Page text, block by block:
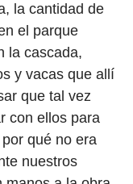
la cantidad de
el parque
la cascada,
y vacas que allí
que tal vez
con ellos para
qué no era
nuestros